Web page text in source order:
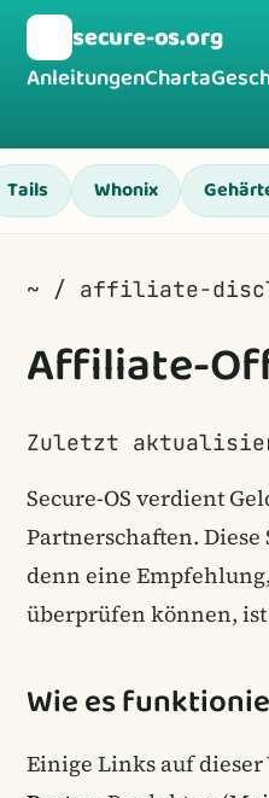
secure-os.org
AnleitungenCharta
Tails Whonix
~ / affiliate-
Affiliate-
Zuletzt
Secure-OS verdient
Partnerschaften.
denn eine
überprüfen können,
Wie es
Einige Links auf dieser